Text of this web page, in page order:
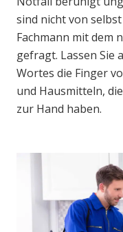
sind nicht von
Fachmann mit dem
gefragt. Lassen Sie
Wortes die Finger
und Hausmitteln,
zur Hand haben.